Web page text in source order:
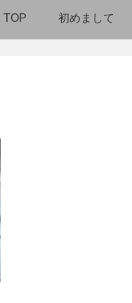
TOP 初めまして